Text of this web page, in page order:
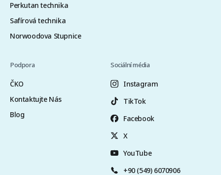
Perkutan technika
Safírová technika
Norwoodova Stupnice
Podpora
ČKO
Kontaktujte Nás
Blog
Sociální média
Instagram
TikTok
Facebook
X
YouTube
+90 (549) 6070906